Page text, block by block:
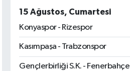
15 Ağustos, Cumartesi
Konyaspor - Rizespor
Kasımpaşa - Trabzonspor
Gençlerbirliği S.K. - Fenerbahçe